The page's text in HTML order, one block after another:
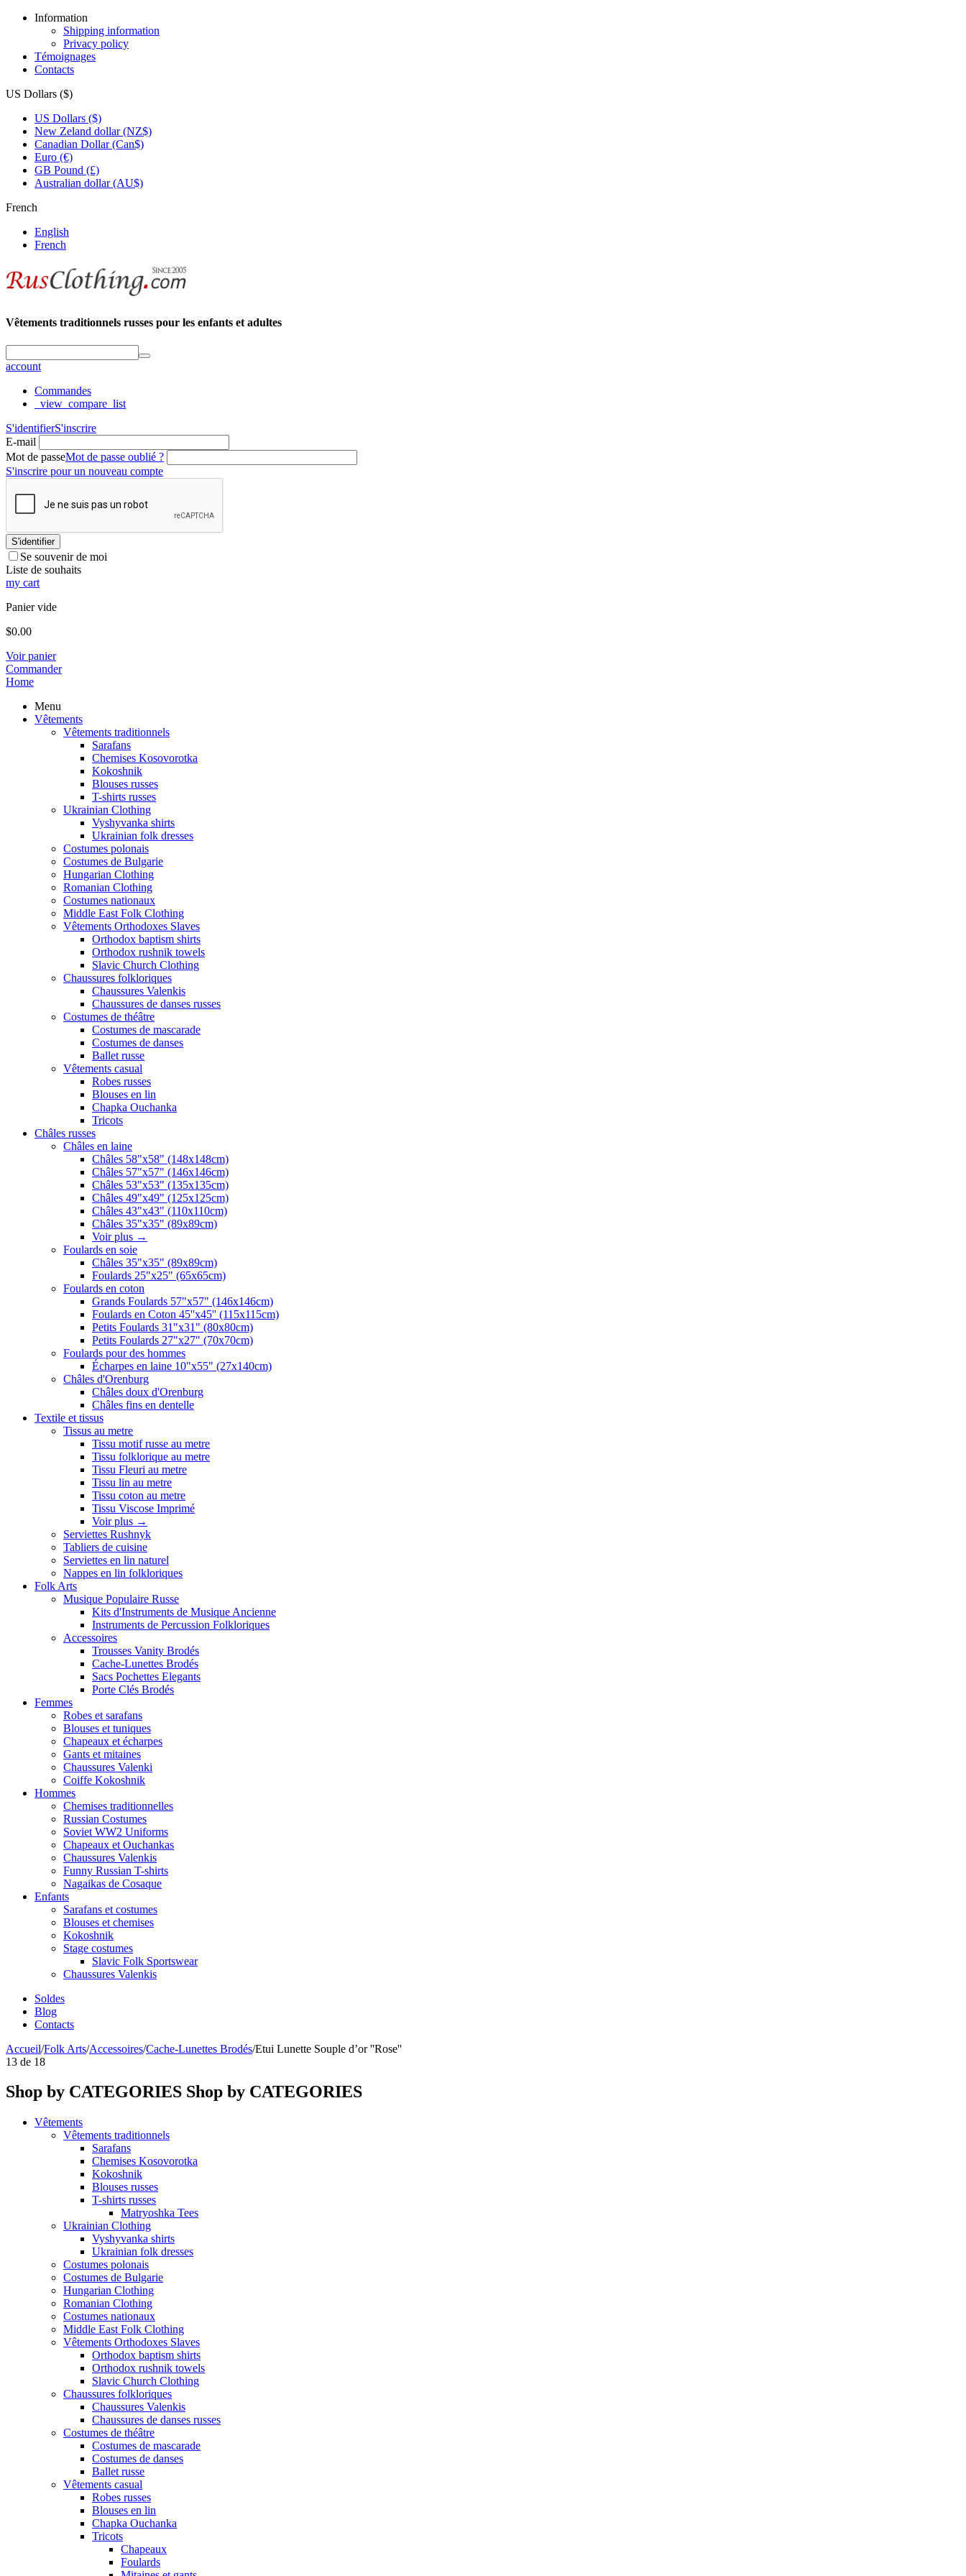
Information
Shipping information
Privacy policy
Témoignages
Contacts
US Dollars ($)
US Dollars ($)
New Zeland dollar (NZ$)
Canadian Dollar (Can$)
Euro (€)
GB Pound (£)
Australian dollar (AU$)
French
English
French
Vêtements traditionnels russes pour les enfants et adultes
account
Commandes
_view_compare_list
S'identifierS'inscrire
E-mail
Mot de passeMot de passe oublié ?
S'inscrire pour un nouveau compte
S'identifier
Se souvenir de moi
Liste de souhaits
my cart
Panier vide
$0.00
Voir panier
Commander
Home
Menu
Vêtements
Vêtements traditionnels
Sarafans
Chemises Kosovorotka
Kokoshnik
Blouses russes
T-shirts russes
Ukrainian Clothing
Vyshyvanka shirts
Ukrainian folk dresses
Costumes polonais
Costumes de Bulgarie
Hungarian Clothing
Romanian Clothing
Costumes nationaux
Middle East Folk Clothing
Vêtements Orthodoxes Slaves
Orthodox baptism shirts
Orthodox rushnik towels
Slavic Church Clothing
Chaussures folkloriques
Chaussures Valenkis
Chaussures de danses russes
Costumes de théâtre
Costumes de mascarade
Costumes de danses
Ballet russe
Vêtements casual
Robes russes
Blouses en lin
Chapka Ouchanka
Tricots
Châles russes
Châles en laine
Châles 58"x58" (148x148cm)
Châles 57"x57" (146x146cm)
Châles 53"x53" (135x135cm)
Châles 49"x49" (125x125cm)
Châles 43"x43" (110x110cm)
Châles 35"x35" (89x89cm)
Voir plus →
Foulards en soie
Châles 35"x35" (89x89cm)
Foulards 25"x25" (65x65cm)
Foulards en coton
Grands Foulards 57"x57" (146x146cm)
Foulards en Coton 45''x45'' (115x115cm)
Petits Foulards 31"x31" (80x80cm)
Petits Foulards 27"x27" (70x70cm)
Foulards pour des hommes
Écharpes en laine 10"x55" (27x140cm)
Châles d'Orenburg
Châles doux d'Orenburg
Châles fins en dentelle
Textile et tissus
Tissus au metre
Tissu motif russe au metre
Tissu folklorique au metre
Tissu Fleuri au metre
Tissu lin au metre
Tissu coton au metre
Tissu Viscose Imprimé
Voir plus →
Serviettes Rushnyk
Tabliers de cuisine
Serviettes en lin naturel
Nappes en lin folkloriques
Folk Arts
Musique Populaire Russe
Kits d'Instruments de Musique Ancienne
Instruments de Percussion Folkloriques
Accessoires
Trousses Vanity Brodés
Cache-Lunettes Brodés
Sacs Pochettes Elegants
Porte Clés Brodés
Femmes
Robes et sarafans
Blouses et tuniques
Chapeaux et écharpes
Gants et mitaines
Chaussures Valenki
Coiffe Kokoshnik
Hommes
Chemises traditionnelles
Russian Costumes
Soviet WW2 Uniforms
Chapeaux et Ouchankas
Chaussures Valenkis
Funny Russian T-shirts
Nagaikas de Cosaque
Enfants
Sarafans et costumes
Blouses et chemises
Kokoshnik
Stage costumes
Slavic Folk Sportswear
Chaussures Valenkis
Soldes
Blog
Contacts
Accueil/Folk Arts/Accessoires/Cache-Lunettes Brodés/Etui Lunette Souple d’or ''Rose''
13 de 18
Shop by CATEGORIES Shop by CATEGORIES
Vêtements
Vêtements traditionnels
Sarafans
Chemises Kosovorotka
Kokoshnik
Blouses russes
T-shirts russes
Matryoshka Tees
Ukrainian Clothing
Vyshyvanka shirts
Ukrainian folk dresses
Costumes polonais
Costumes de Bulgarie
Hungarian Clothing
Romanian Clothing
Costumes nationaux
Middle East Folk Clothing
Vêtements Orthodoxes Slaves
Orthodox baptism shirts
Orthodox rushnik towels
Slavic Church Clothing
Chaussures folkloriques
Chaussures Valenkis
Chaussures de danses russes
Costumes de théâtre
Costumes de mascarade
Costumes de danses
Ballet russe
Vêtements casual
Robes russes
Blouses en lin
Chapka Ouchanka
Tricots
Chapeaux
Foulards